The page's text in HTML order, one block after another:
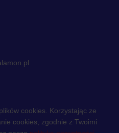
cookies. Korzystając ze
cookies, zgodnie z Twoimi